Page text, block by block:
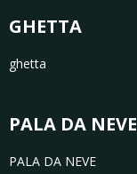
GHETTA
ghetta
PALA DA NEVE
PALA DA NEVE